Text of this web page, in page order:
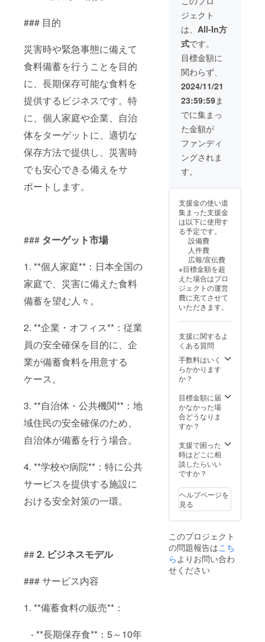
### 目的
災害時や緊急事態に備えて
食料備蓄を行うことを目的
に、長期保存可能な食料を
提供するビジネスです。特
に、個人家庭や企業、自治
体をターゲットに、適切な
保存方法で提供し、災害時
でも安心できる備えをサ
ポートします。
### ターゲット市場
1. **個人家庭**：日本全国の
家庭で、災害に備えた食料
備蓄を望む人々。
2. **企業・オフィス**：従業
員の安全確保を目的に、企
業が備蓄食料を用意する
ケース。
3. **自治体・公共機関**：地
域住民の安全確保のため、
自治体が備蓄を行う場合。
4. **学校や病院**：特に公共
サービスを提供する施設に
おける安全対策の一環。
##2. ビジネスモデル
### サービス内容
1. **備蓄食料の販売**：
- **長期保存食**：5～10年
う環境の構
築が急務だ
と思ってお
ります。
ジェクト
は、 All-In方
式です。
目標金額に
関わらず、
2024/11/21
23:59:59ま
でに集まっ
た金額が
ファンディ
ングされま
す。
支援金の使い道
集まった支援金
は以下に使用す
る予定です。
設備費
人件費
広報/宣伝費
※目標金額を超
えた場合はプロ
ジェクトの運営
費に充てさせて
いただきます。
支援に関するよ
くある質問
手数料はいく
らかかります
か？
目標金額に届
かなかった場
合どうなりま
すか？
支援で困った
時はどこに相
談したらいい
ですか？
ヘルプページを
見る
このプロジェクト
の問題報告はこち
ら よりお問い合わ
せください